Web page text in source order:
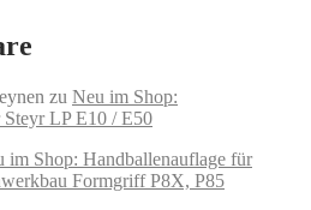
zu Neu im Shop:
LP E10 / E50
im Shop: Handballenauflage für
Formgriff P8X, P85